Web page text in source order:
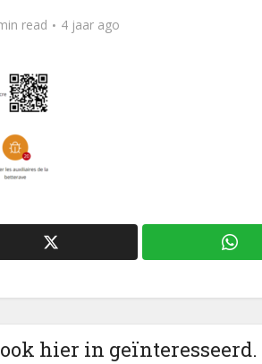
read 4 jaar ago
hier in geïnteresseerd.